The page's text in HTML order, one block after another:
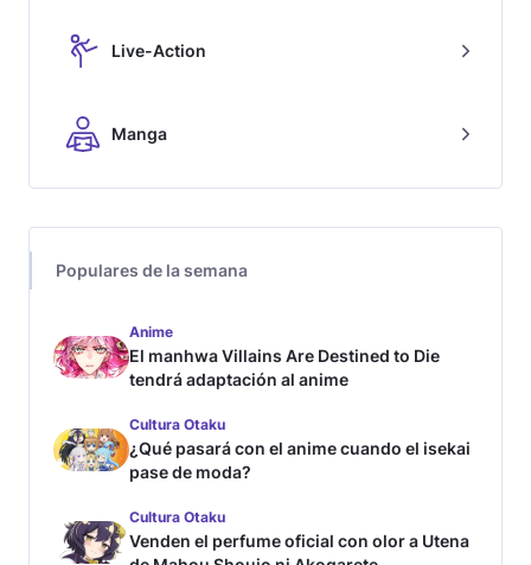
Live-Action
Manga
Populares de la semana
Anime
El manhwa Villains Are Destined to Die
tendrá adaptación al anime
Cultura Otaku
¿Qué pasará con el anime cuando el isekai
pase de moda?
Cultura Otaku
Venden el perfume oficial con olor a Utena